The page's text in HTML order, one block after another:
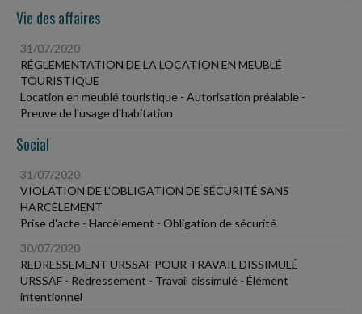
Vie des affaires
31/07/2020
RÉGLEMENTATION DE LA LOCATION EN MEUBLÉ
TOURISTIQUE
Location en meublé touristique - Autorisation préalable -
Preuve de l'usage d'habitation
Social
31/07/2020
VIOLATION DE L'OBLIGATION DE SÉCURITÉ SANS
HARCÈLEMENT
Prise d'acte - Harcèlement - Obligation de sécurité
30/07/2020
REDRESSEMENT URSSAF POUR TRAVAIL DISSIMULÉ
URSSAF - Redressement - Travail dissimulé - Élément
intentionnel